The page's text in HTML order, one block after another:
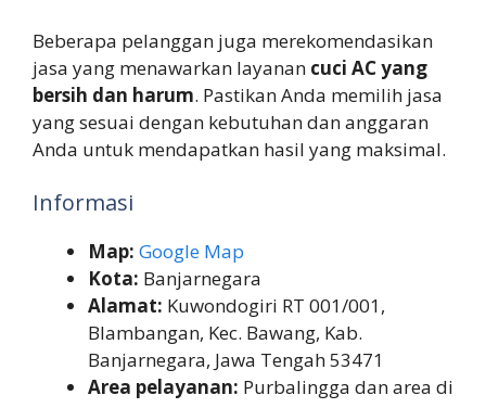
Beberapa pelanggan juga merekomendasikan
jasa yang menawarkan layanan cuci AC yang
bersih dan harum. Pastikan Anda memilih jasa
yang sesuai dengan kebutuhan dan anggaran
Anda untuk mendapatkan hasil yang maksimal.
Informasi
Map: Google Map
Kota: Banjarnegara
Alamat: Kuwondogiri RT 001/001,
Blambangan, Kec. Bawang, Kab.
Banjarnegara, Jawa Tengah 53471
Area pelayanan: Purbalingga dan area di